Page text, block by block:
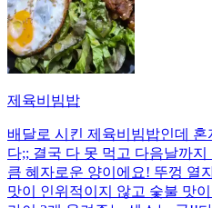
제육비빔밥
배달로 시킨 제육비빔밥인데
다;; 결국 다 못 먹고 다음날까
큼 혜자로운 양이에요! 뚜껑 열
맛이 인위적이지 않고 숯불 맛